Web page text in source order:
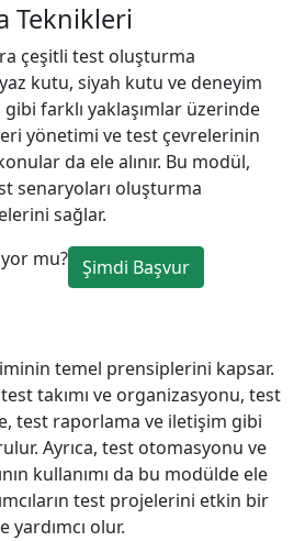
Teknikleri
çeşitli test oluşturma
kutu, siyah kutu ve deneyim
farklı yaklaşımlar üzerinde
yönetimi ve test çevrelerinin
da ele alınır. Bu modül,
senaryoları oluşturma
sağlar.
mu? Şimdi Başvur
temel prensiplerini kapsar.
takımı ve organizasyonu, test
test raporlama ve iletişim gibi
Ayrıca, test otomasyonu ve
kullanımı da bu modülde ele
test projelerini etkin bir
olur.